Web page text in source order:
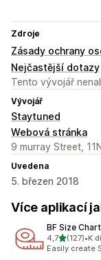
Zdroje
Zásady ochrany
Nejčastější dotazy
Tento vývojář
Vývojář
Staytuned
Webová stránka
9 murray Street,
Uvedena
5. březen 2018
Více aplikací
BF Size
4,7z 5 hvězd
(127)
Celkový počet
•K
Easily create